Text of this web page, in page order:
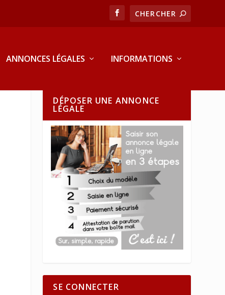
ANNONCES LÉGALES INFORMATIONS
DÉPOSER UNE ANNONCE
LÉGALE
SE CONNECTER